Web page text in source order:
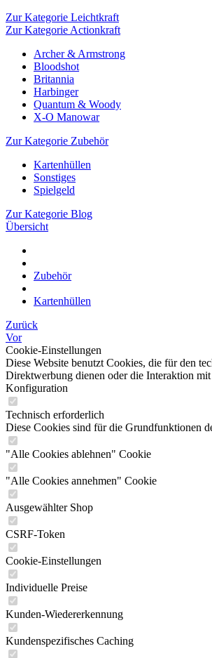
Zur Kategorie Leichtkraft
Zur Kategorie Actionkraft
Archer & Armstrong
Bloodshot
Britannia
Harbinger
Quantum & Woody
X-O Manowar
Zur Kategorie Zubehör
Kartenhüllen
Sonstiges
Spielgeld
Zur Kategorie Blog
Übersicht
Zubehör
Kartenhüllen
Zurück
Vor
Cookie-Einstellungen
Diese Website benutzt Cookies, die für den
Direktwerbung dienen oder die Interaktion
Konfiguration
Technisch erforderlich
Diese Cookies sind für die Grundfunktionen
"Alle Cookies ablehnen" Cookie
"Alle Cookies annehmen" Cookie
Ausgewählter Shop
CSRF-Token
Cookie-Einstellungen
Individuelle Preise
Kunden-Wiedererkennung
Kundenspezifisches Caching